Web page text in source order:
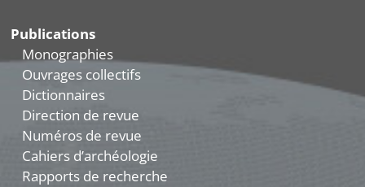
Publications
Monographies
Ouvrages collectifs
Dictionnaires
Direction de revue
Numéros de revue
Cahiers d’archéologie
Rapports de recherche